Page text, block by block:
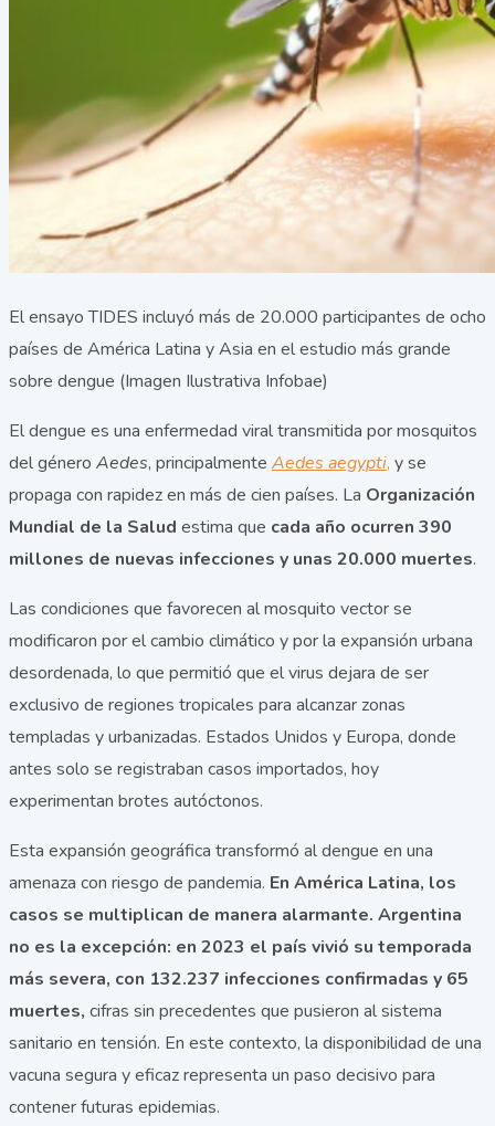
El ensayo TIDES incluyó más de 20.000 participantes de ocho
países de América Latina y Asia en el estudio más grande
sobre dengue (Imagen Ilustrativa Infobae)
El dengue es una enfermedad viral transmitida por mosquitos
del género Aedes, principalmente Aedes aegypti, y se
propaga con rapidez en más de cien países. La Organización
Mundial de la Salud estima que cada año ocurren 390
millones de nuevas infecciones y unas 20.000 muertes.
Las condiciones que favorecen al mosquito vector se
modificaron por el cambio climático y por la expansión urbana
desordenada, lo que permitió que el virus dejara de ser
exclusivo de regiones tropicales para alcanzar zonas
templadas y urbanizadas. Estados Unidos y Europa, donde
antes solo se registraban casos importados, hoy
experimentan brotes autóctonos.
Esta expansión geográfica transformó al dengue en una
amenaza con riesgo de pandemia. En América Latina, los
casos se multiplican de manera alarmante. Argentina
no es la excepción: en 2023 el país vivió su temporada
más severa, con 132.237 infecciones confirmadas y 65
muertes, cifras sin precedentes que pusieron al sistema
sanitario en tensión. En este contexto, la disponibilidad de una
vacuna segura y eficaz representa un paso decisivo para
contener futuras epidemias.